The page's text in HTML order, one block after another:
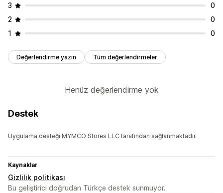
3
0
2
0
1
0
Değerlendirme yazın Tüm değerlendirmeler
Henüz değerlendirme yok
Destek
Uygulama desteği MYMCO Stores LLC tarafından sağlanmaktadır.
Kaynaklar
Gizlilik politikası
Bu geliştirici doğrudan Türkçe destek sunmuyor.